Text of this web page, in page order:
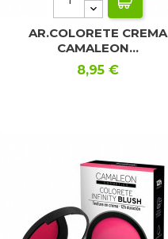
AR.COLORETE CREMA
CAMALEON...
Precio
8,95 €